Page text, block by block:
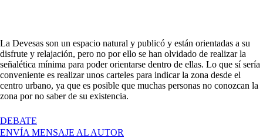
La Devesas son un espacio natural y publicó y están orientadas a su
disfrute y relajación, pero no por ello se han olvidado de realizar la
señalética mínima para poder orientarse dentro de ellas. Lo que sí sería
conveniente es realizar unos carteles para indicar la zona desde el
centro urbano, ya que es posible que muchas personas no conozcan la
zona por no saber de su existencia.
DEBATE
PROYECTO
ENVÍA MENSAJE AL AUTOR